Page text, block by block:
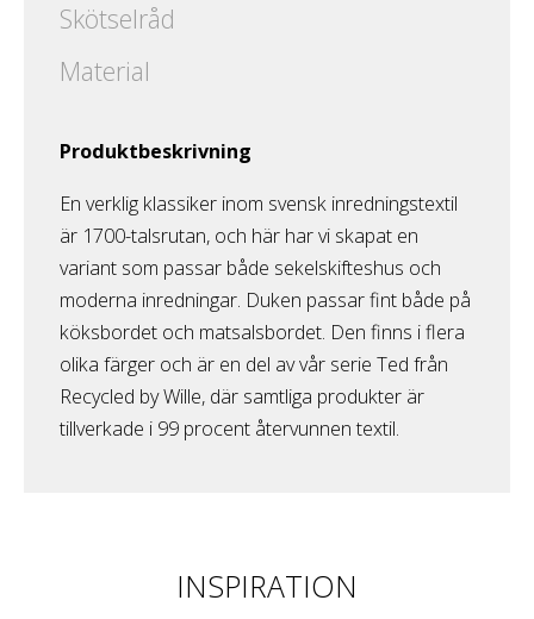
Skötselråd
Material
Produktbeskrivning
En verklig klassiker inom svensk inredningstextil
är 1700-talsrutan, och här har vi skapat en
variant som passar både sekelskifteshus och
moderna inredningar. Duken passar fint både på
köksbordet och matsalsbordet. Den finns i flera
olika färger och är en del av vår serie Ted från
Recycled by Wille, där samtliga produkter är
tillverkade i 99 procent återvunnen textil.
INSPIRATION